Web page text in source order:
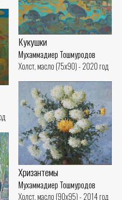
Кукушки
Мухаммадиер Тошмуродов
Холст, масло (75x90) - 2020 год
Хризантемы
Мухаммадиер Тошмуродов
Холст, масло (90x95) - 2014 год